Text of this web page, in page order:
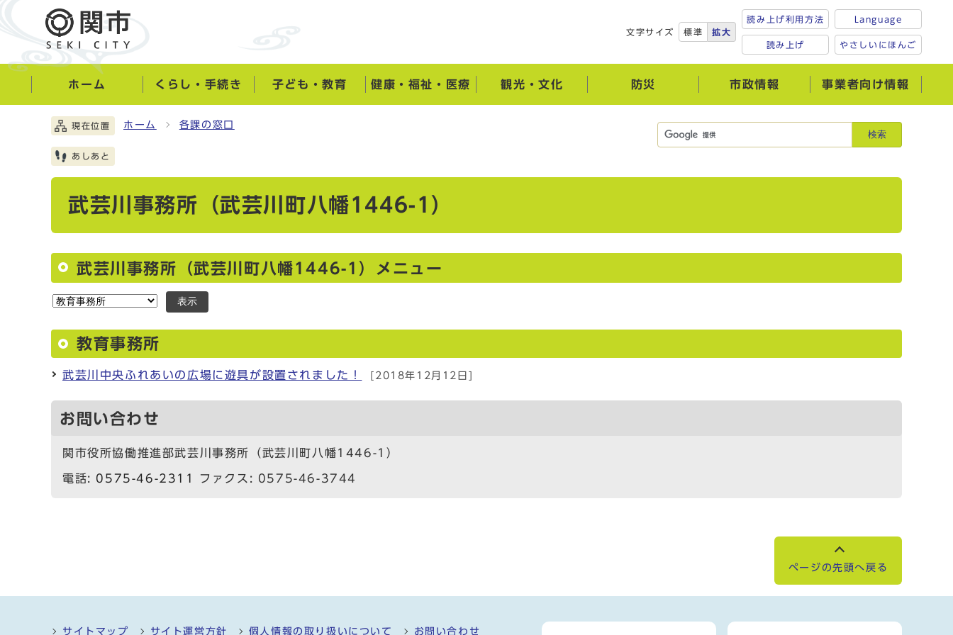
文字サイズ 標準 拡大
読み上げ利用方法
読み上げ
Language
やさしいにほんご
ホーム くらし・手続き 子ども・教育 健康・福祉・医療 観光・文化 防災 市政情報 事業者向け情報
検索
現在位置 ホーム 各課の窓口
あしあと
武芸川事務所（武芸川町八幡1446-1）
武芸川事務所（武芸川町八幡1446-1）メニュー
表示
教育事務所
武芸川中央ふれあいの広場に遊具が設置されました！ [2018年12月12日]
お問い合わせ
関市役所協働推進部武芸川事務所（武芸川町八幡1446-1）
電話: 0575-46-2311 ファクス: 0575-46-3744
ページの先頭へ戻る
サイトマップ サイト運営方針 個人情報の取り扱いについて お問い合わせ